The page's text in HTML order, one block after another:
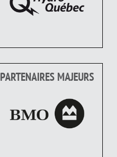
PARTENAIRES MAJEURS